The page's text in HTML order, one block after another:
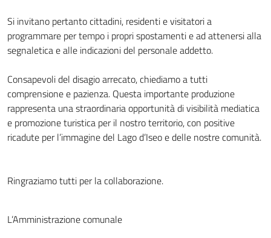
Si invitano pertanto cittadini, residenti e visitatori a
programmare per tempo i propri spostamenti e ad attenersi alla
segnaletica e alle indicazioni del personale addetto.
Consapevoli del disagio arrecato, chiediamo a tutti
comprensione e pazienza. Questa importante produzione
rappresenta una straordinaria opportunità di visibilità mediatica
e promozione turistica per il nostro territorio, con positive
ricadute per l’immagine del Lago d’Iseo e delle nostre comunità.
Ringraziamo tutti per la collaborazione.
L’Amministrazione comunale